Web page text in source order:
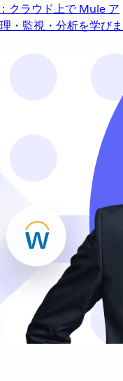
クラウド上で Mule ア
・監視・分析を学びま